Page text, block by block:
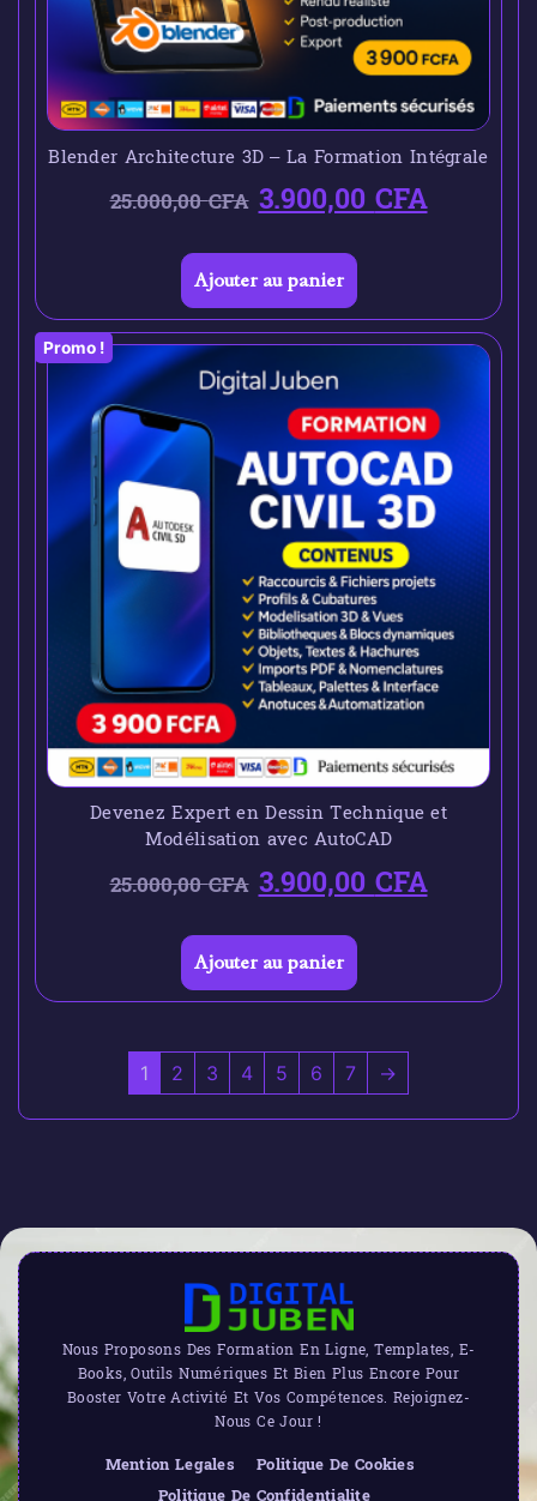
Blender Architecture 3D – La Formation Intégrale
25.000,00CFA 3.900,00CFA
Ajouter au panier
Promo !
Devenez Expert en Dessin Technique et
Modélisation avec AutoCAD
25.000,00CFA 3.900,00CFA
Ajouter au panier
1 2 3 4 5 6 7 →
Nous Proposons Des Formation En Ligne, Templates, E-
Books, Outils Numériques Et Bien Plus Encore Pour
Booster Votre Activité Et Vos Compétences. Rejoignez-
Nous Ce Jour !
Mention Legales
Politique De Cookies